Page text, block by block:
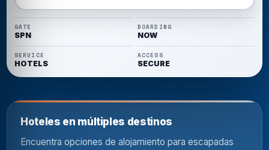
GATE
SPN
BOARDING
NOW
SERVICE
HOTELS
ACCESS
SECURE
Hoteles en múltiples destinos
Encuentra opciones de alojamiento para escapadas